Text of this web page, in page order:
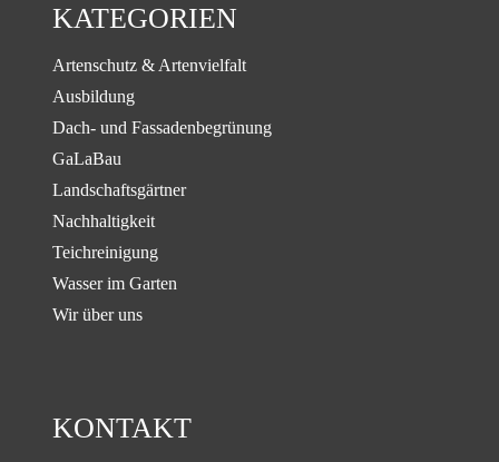
KATEGORIEN
Artenschutz & Artenvielfalt
Ausbildung
Dach- und Fassadenbegrünung
GaLaBau
Landschaftsgärtner
Nachhaltigkeit
Teichreinigung
Wasser im Garten
Wir über uns
KONTAKT